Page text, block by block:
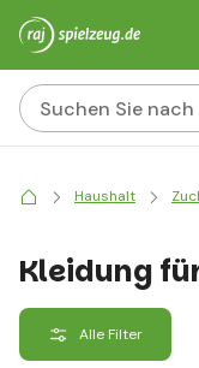
Haushalt
Kleidung
Alle Filter